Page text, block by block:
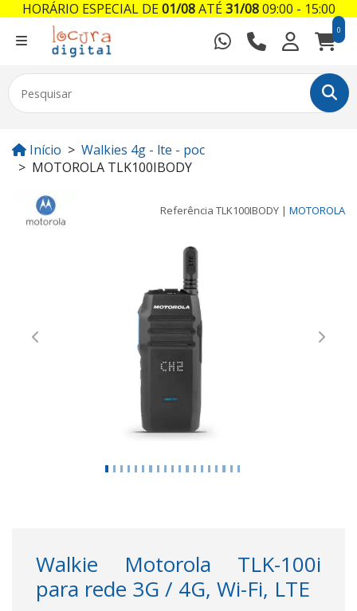
0
Início
Walkies 4g - lte - poc
MOTOROLA TLK100IBODY
Referência TLK100IBODY | MOTOROLA
Previous Next
Walkie Motorola TLK-100i
para rede 3G / 4G, Wi-Fi, LTE
HORÁRIO ESPECIAL DE01/08ATÉ31/0809:00 - 15:00